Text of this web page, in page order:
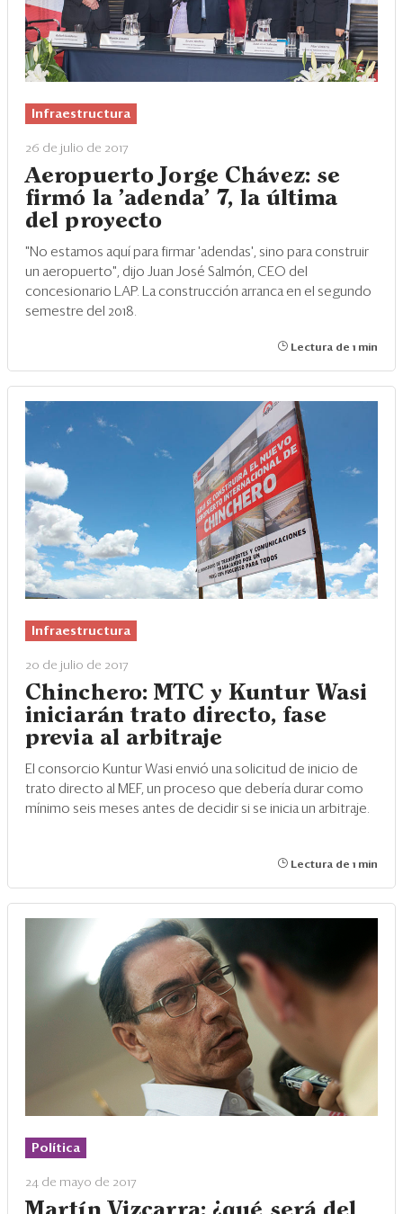
Infraestructura
26 de julio de 2017
Aeropuerto Jorge Chávez: se
firmó la 'adenda' 7, la última
del proyecto
"No estamos aquí para firmar 'adendas', sino para construir
un aeropuerto", dijo Juan José Salmón, CEO del
concesionario LAP. La construcción arranca en el segundo
semestre del 2018.
Lectura de 1 min
Infraestructura
20 de julio de 2017
Chinchero: MTC y Kuntur Wasi
iniciarán trato directo, fase
previa al arbitraje
El consorcio Kuntur Wasi envió una solicitud de inicio de
trato directo al MEF, un proceso que debería durar como
mínimo seis meses antes de decidir si se inicia un arbitraje.
Lectura de 1 min
Política
24 de mayo de 2017